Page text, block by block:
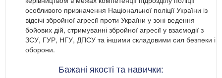
особливого призначення Національної поліції України із
відсічі збройної агресії проти України у зоні ведення
бойових дій, стримуванні збройної агресії у взаємодії з
ЗСУ, ГУР, НГУ, ДПСУ та іншими складовими сил безпеки і
оборони.
Бажані якості та навички: